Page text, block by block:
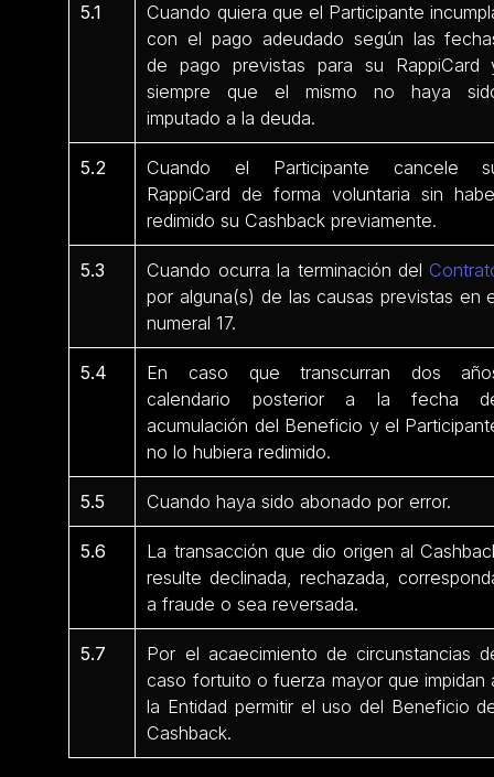
5.1
Cuando quiera que el Participante
con el pago adeudado según las
de pago previstas para su RappiCard
siempre que el mismo no haya
imputado a la deuda.
5.2
Cuando el Participante cancele
RappiCard de forma voluntaria sin
redimido su Cashback previamente.
5.3 Cuando ocurra la terminación del
por alguna(s) de las causas previstas en
numeral 17.
5.4
En caso que transcurran dos
calendario posterior a la fecha
acumulación del Beneficio y el
no lo hubiera redimido.
5.5 Cuando haya sido abonado por error.
5.6
La transacción que dio origen al
resulte declinada, rechazada,
a fraude o sea reversada.
5.7
Por el acaecimiento de circunstancias
caso fortuito o fuerza mayor que impidan
la Entidad permitir el uso del Beneficio
Cashback.